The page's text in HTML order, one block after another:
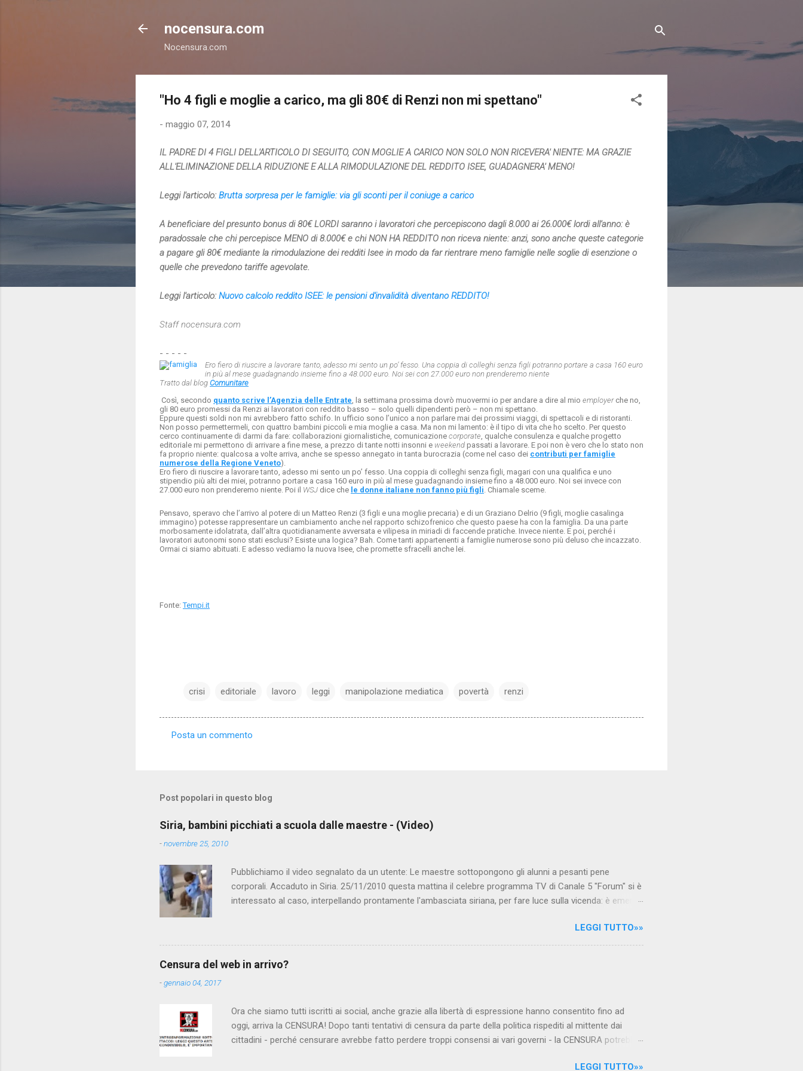
nocensura.com
Nocensura.com
"Ho 4 figli e moglie a carico, ma gli 80€ di Renzi non mi spettano"
- maggio 07, 2014
IL PADRE DI 4 FIGLI DELL'ARTICOLO DI SEGUITO, CON MOGLIE A CARICO NON SOLO NON RICEVERA' NIENTE: MA GRAZIE
ALL'ELIMINAZIONE DELLA RIDUZIONE E ALLA RIMODULAZIONE DEL REDDITO ISEE, GUADAGNERA' MENO!
Leggi l'articolo: Brutta sorpresa per le famiglie: via gli sconti per il coniuge a carico
A beneficiare del presunto bonus di 80€ LORDI saranno i lavoratori che percepiscono dagli 8.000 ai 26.000€ lordi all'anno: è
paradossale che chi percepisce MENO di 8.000€ e chi NON HA REDDITO non riceva niente: anzi, sono anche queste categorie
a pagare gli 80€ mediante la rimodulazione dei redditi Isee in modo da far rientrare meno famiglie nelle soglie di esenzione o
quelle che prevedono tariffe agevolate.
Leggi l'articolo: Nuovo calcolo reddito ISEE: le pensioni d'invalidità diventano REDDITO!
Staff nocensura.com
- - - - -
Ero fiero di riuscire a lavorare tanto, adesso mi sento un po’ fesso. Una coppia di colleghi senza figli potranno portare a casa 160 euro
in più al mese guadagnando insieme fino a 48.000 euro. Noi sei con 27.000 euro non prenderemo niente
Tratto dal blog Comunitare
Così, secondo quanto scrive l’Agenzia delle Entrate , la settimana prossima dovrò muovermi io per andare a dire al mio employer che no,
gli 80 euro promessi da Renzi ai lavoratori con reddito basso – solo quelli dipendenti però – non mi spettano.
Eppure questi soldi non mi avrebbero fatto schifo. In ufficio sono l’unico a non parlare mai dei prossimi viaggi, di spettacoli e di ristoranti.
Non posso permettermeli, con quattro bambini piccoli e mia moglie a casa. Ma non mi lamento: è il tipo di vita che ho scelto. Per questo
cerco continuamente di darmi da fare: collaborazioni giornalistiche, comunicazione corporate , qualche consulenza e qualche progetto
editoriale mi permettono di arrivare a fine mese, a prezzo di tante notti insonni e weekend passati a lavorare. E poi non è vero che lo stato non
fa proprio niente: qualcosa a volte arriva, anche se spesso annegato in tanta burocrazia (come nel caso dei contributi per famiglie
numerose della Regione Veneto).
Ero fiero di riuscire a lavorare tanto, adesso mi sento un po’ fesso. Una coppia di colleghi senza figli, magari con una qualifica e uno
stipendio più alti dei miei, potranno portare a casa 160 euro in più al mese guadagnando insieme fino a 48.000 euro. Noi sei invece con
27.000 euro non prenderemo niente. Poi il WSJ dice che le donne italiane non fanno più figli . Chiamale sceme.
Pensavo, speravo che l’arrivo al potere di un Matteo Renzi (3 figli e una moglie precaria) e di un Graziano Delrio (9 figli, moglie casalinga
immagino) potesse rappresentare un cambiamento anche nel rapporto schizofrenico che questo paese ha con la famiglia. Da una parte
morbosamente idolatrata, dall’altra quotidianamente avversata e vilipesa in miriadi di faccende pratiche. Invece niente. E poi, perché i
lavoratori autonomi sono stati esclusi? Esiste una logica? Bah. Come tanti appartenenti a famiglie numerose sono più deluso che incazzato.
Ormai ci siamo abituati. E adesso vediamo la nuova Isee, che promette sfracelli anche lei.
Fonte:Tempi.it
crisi editoriale lavoro leggi manipolazione mediatica povertà renzi
m
n
t
i
Posta un commento
Post popolari in questo blog
Siria, bambini picchiati a scuola dalle maestre - (Video)
-novembre 25, 2010
Pubblichiamo il video segnalato da un utente: Le maestre sottopongono gli alunni a pesanti pene
corporali. Accaduto in Siria. 25/11/2010 questa mattina il celebre programma TV di Canale 5 "Forum" si è
interessato al caso, interpellando prontamente l'ambasciata siriana, per fare luce sulla vicenda: è emerso
state punite e allontanate dalla scuola. LEGGI IL SERVIZIO . staff nocensura.com Condividi su Facebook
LEGGI TUTTO»»
Censura del web in arrivo?
-gennaio 04, 2017
Ora che siamo tutti iscritti ai social, anche grazie alla libertà di espressione hanno consentito fino ad
oggi, arriva la CENSURA! Dopo tanti tentativi di censura da parte della politica rispediti al mittente dai
cittadini - perché censurare avrebbe fatto perdere troppi consensi ai vari governi - la CENSURA potrebbe
AGCM (da non confondere con AGCOM) tra l'altro il momento è proprizio perché al governo non c'è più
LEGGI TUTTO»»